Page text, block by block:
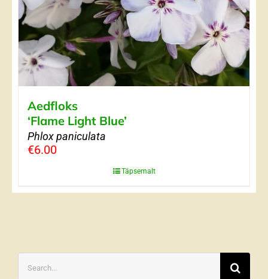
Aedfloks
‘Flame Light Blue’
Phlox paniculata
€6.00
Täpsemalt
for: